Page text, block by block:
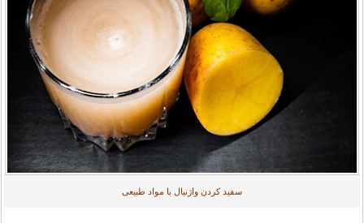
سفید کردن واژنیال با مواد طبیعی